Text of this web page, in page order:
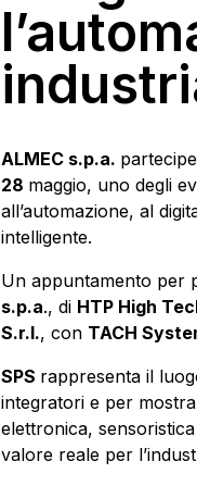
ALMEC s.p.a.
28 maggio, uno degli
all’automazione, al
intelligente.
Un appuntamento per
s.p.a., di HTP High
S.r.l., con TACH
SPS rappresenta il
integratori e per
elettronica,
valore reale per